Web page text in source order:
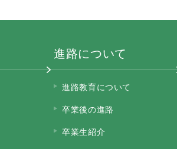
進路について
進路教育について
卒業後の進路
卒業生紹介